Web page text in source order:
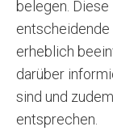
belegen.
entscheidende
erheblich
darüber
sind und
entsprechen.